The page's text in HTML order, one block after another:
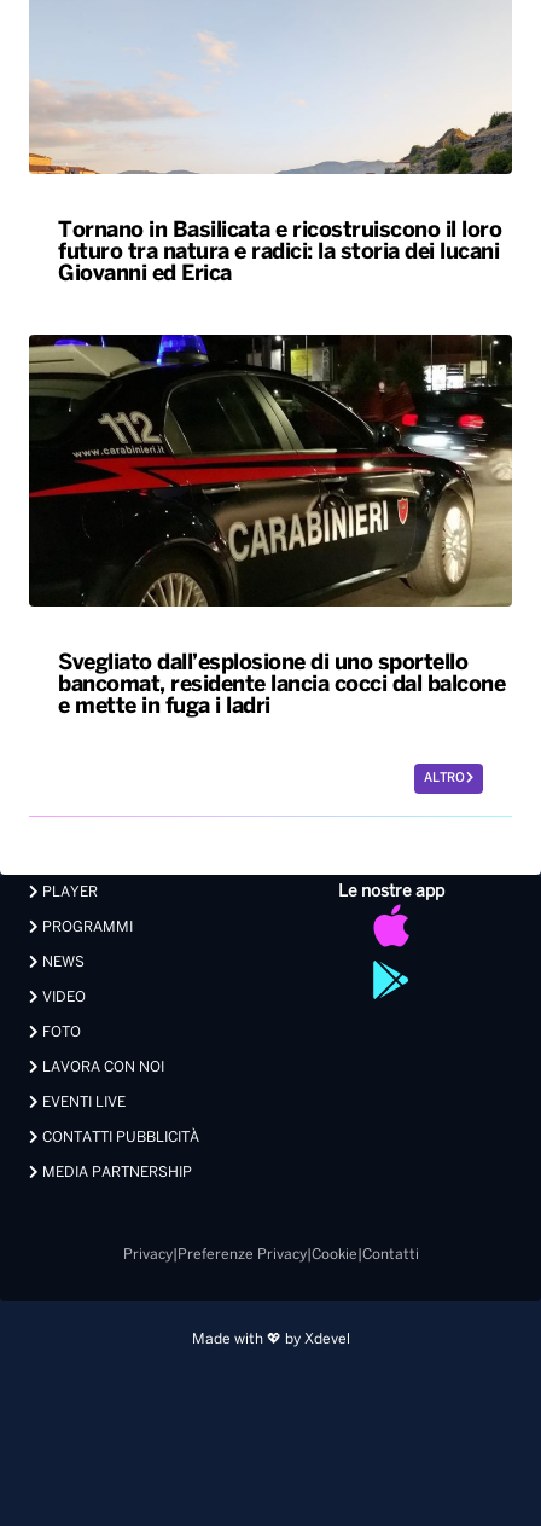
Tornano in Basilicata e ricostruiscono il loro
futuro tra natura e radici: la storia dei lucani
Giovanni ed Erica
Svegliato dall’esplosione di uno sportello
bancomat, residente lancia cocci dal balcone
e mette in fuga i ladri
ALTRO
Le nostre app
PLAYER
PROGRAMMI
NEWS
VIDEO
FOTO
LAVORA CON NOI
EVENTI LIVE
CONTATTI PUBBLICITÀ
MEDIA PARTNERSHIP
Privacy| Preferenze Privacy| Cookie Contatti
Made with 💖 by Xdevel